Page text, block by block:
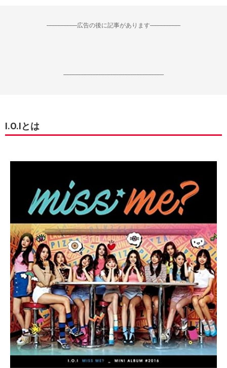
--------------------広告の後に記事があります--------------------
------------------------------------------------------------------
I.O.Iとは